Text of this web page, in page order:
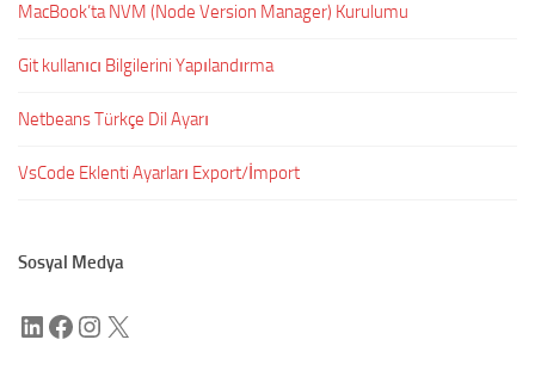
MacBook’ta NVM (Node Version Manager) Kurulumu
Git kullanıcı Bilgilerini Yapılandırma
Netbeans Türkçe Dil Ayarı
VsCode Eklenti Ayarları Export/İmport
Sosyal Medya
LinkedIn
Facebook
Instagram
X